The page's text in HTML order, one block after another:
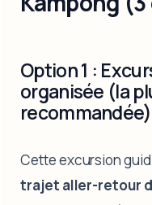
Option 1 :
organisée (la
recommandée)
Cette excursion
trajet aller-retour